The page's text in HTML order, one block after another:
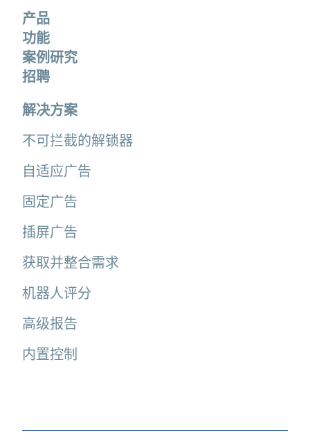
产品
功能
案例研究
招聘
解决方案
不可拦截的解锁器
自适应广告
固定广告
插屏广告
获取并整合需求
机器人评分
高级报告
内置控制